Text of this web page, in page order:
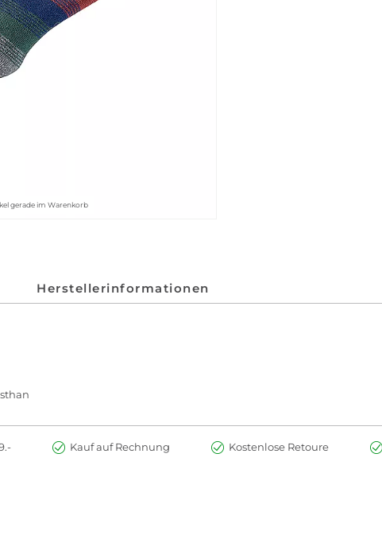
gerade im Warenkorb
Herstellerinformationen
Kauf auf Rechnung Kostenlose Retoure